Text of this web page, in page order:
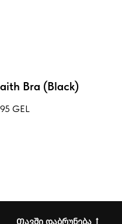
Bra (Black)
GEL
Თავში დაბრუნება